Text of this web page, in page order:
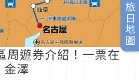
旅日地圖
周遊券介紹！一票在
金澤